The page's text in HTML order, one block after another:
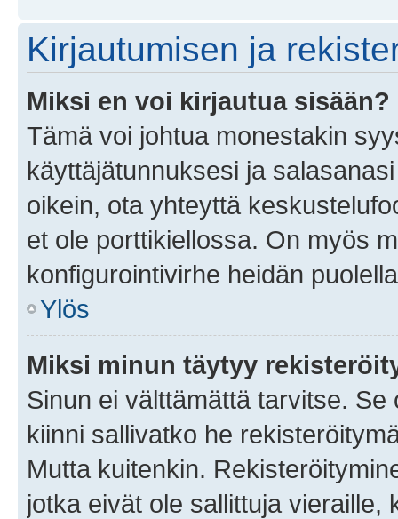
Kirjautumisen ja
Miksi en voi kirjautua sisään?
Tämä voi johtua monestakin
käyttäjätunnuksesi ja
oikein, ota yhteyttä
et ole porttikiellossa. On myös
konfigurointivirhe heidän
Ylös
Miksi minun täytyy
Sinun ei välttämättä tarvitse.
kiinni sallivatko he
Mutta kuitenkin.
jotka eivät ole sallittuja vieraille,